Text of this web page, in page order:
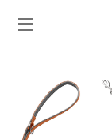
Ga
hoofdinhoud